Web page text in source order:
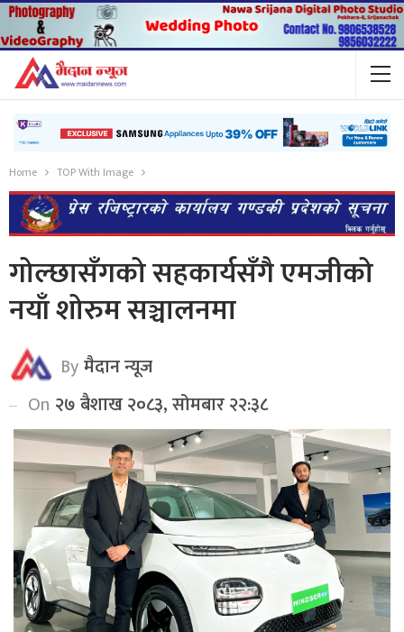
Home TOP With Image
गोल्छासँगको सहकार्यसँगै एमजीको
नयाँ शोरुम सञ्चालनमा
Byमैदान न्यूज
On २७ बैशाख २०८३, सोमबार २२:३८